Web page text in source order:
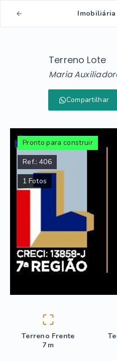
Terreno Lote
Maria
Compartilhar
Pronto para construir
Ref.:406
1 Fotos
Terreno Frente
7 m